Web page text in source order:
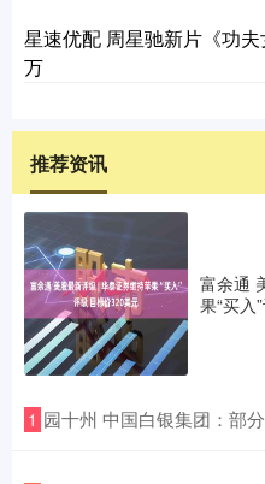
星速优配 周星驰新片《功
万
推荐资讯
富余通
果“买入
1 园十州 中国白银集团：部